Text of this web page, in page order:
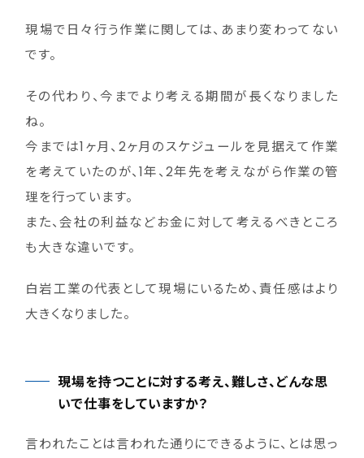
現場で日々行う作業に関しては、あまり変わってない
です。
その代わり、今までより考える期間が長くなりました
ね。
今までは1ヶ月、2ヶ月のスケジュールを見据えて作業
を考えていたのが、1年、2年先を考えながら作業の管
理を行っています。
また、会社の利益などお金に対して考えるべきところ
も大きな違いです。
白岩工業の代表として現場にいるため、責任感はより
大きくなりました。
現場を持つことに対する考え、難しさ、どんな思
いで仕事をしていますか？
言われたことは言われた通りにできるように、とは思っ